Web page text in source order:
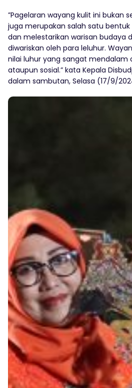
”Pagelaran wayang kulit ini bukan
juga merupakan salah satu
dan melestarikan warisan budaya
diwariskan oleh para leluhur.
nilai luhur yang sangat mendalam
ataupun sosial.” kata Kepala
dalam sambutan, Selasa (17/9/